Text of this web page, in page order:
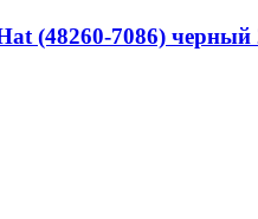
(48260-7086) черный